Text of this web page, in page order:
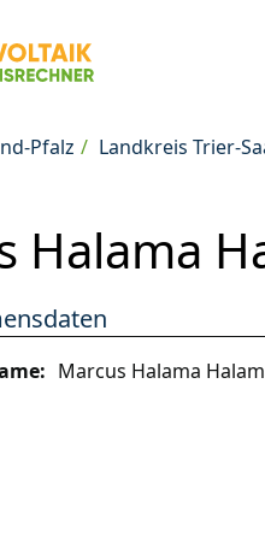
Pfalz Landkreis Trier-
Halama
Marcus Halama